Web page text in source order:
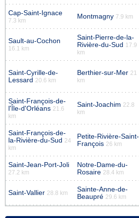
Cap-Saint-Ignace
7.3 km
Montmagny 7.9 km
Sault-au-Cochon
16.1 km
Saint-Pierre-de-la-
Rivière-du-Sud 17.9
km
Saint-Cyrille-de-
Lessard 20.6 km
Berthier-sur-Mer 21
km
Saint-François-de-
l'Île-d'Orléans 21.6
km
Saint-Joachim 22.8
km
Saint-François-de-
la-Rivière-du-Sud 24
km
Petite-Rivière-Saint-
François 26 km
Saint-Jean-Port-Joli
27.2 km
Notre-Dame-du-
Rosaire 28.4 km
Saint-Vallier 28.8 km
Sainte-Anne-de-
Beaupré 29.6 km